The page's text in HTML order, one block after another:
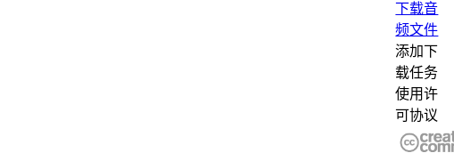
下载音
频文件
添加下
载任务
使用许
可协议